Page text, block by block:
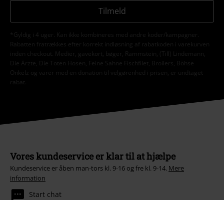
Tilmeld
*Gyldig i 4 uger. Kan ikke kombineres med andre koder/kampagner.
Rabatten fratrækkes efter korrekt indløsning af rabatkoden i varekurven
inden checkout. Medier, gavekort, bøger, Rammstein, (Till) Lindemann,
Die Ärzte, Die Toten Hosen, Feine Sahne Fischfilet, Broilers, Böhse
Onkelz og varer med en donation til velgørenhed i prisen, er undtaget
rabat.
Vores kundeservice er klar til at hjælpe
Kundeservice er åben man-tors kl. 9-16 og fre kl. 9-14. Mere
information
Start chat